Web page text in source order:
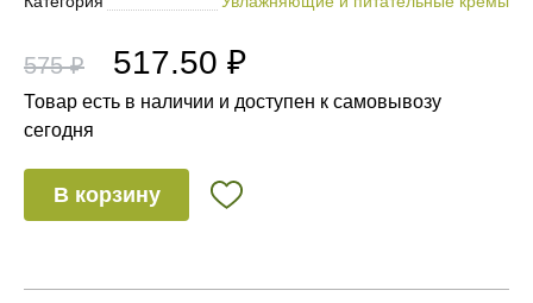
575 ₽ 517.50 ₽
Товар есть в наличии и доступен к самовывозу
сегодня
В корзину